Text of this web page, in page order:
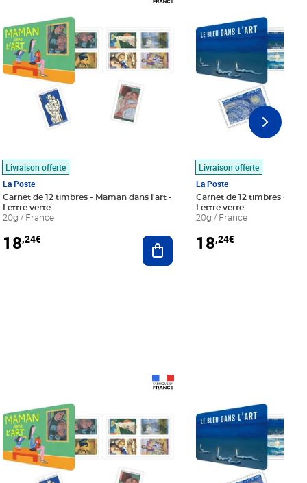
au panier
Livraison offerte
La Poste
Carnet de 12 timbres - Maman dans l'art -
Lettre verte
20g / France
18,24€ Ajouter au panier
Livraison offerte
La Poste
Carnet de 12 timbres - Le
Lettre verte
20g / France
18,24€